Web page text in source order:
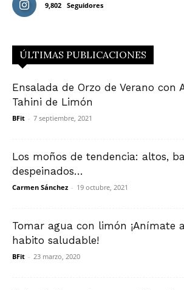
9,802 Seguidores
ÚLTIMAS PUBLICACIONES
Ensalada de Orzo de Verano con
Tahini de Limón
BFit - 7 septiembre, 2021
Los moños de tendencia: altos,
despeinados…
Carmen Sánchez - 19 octubre, 2021
Tomar agua con limón ¡Anímate
habito saludable!
BFit - 23 marzo, 2020